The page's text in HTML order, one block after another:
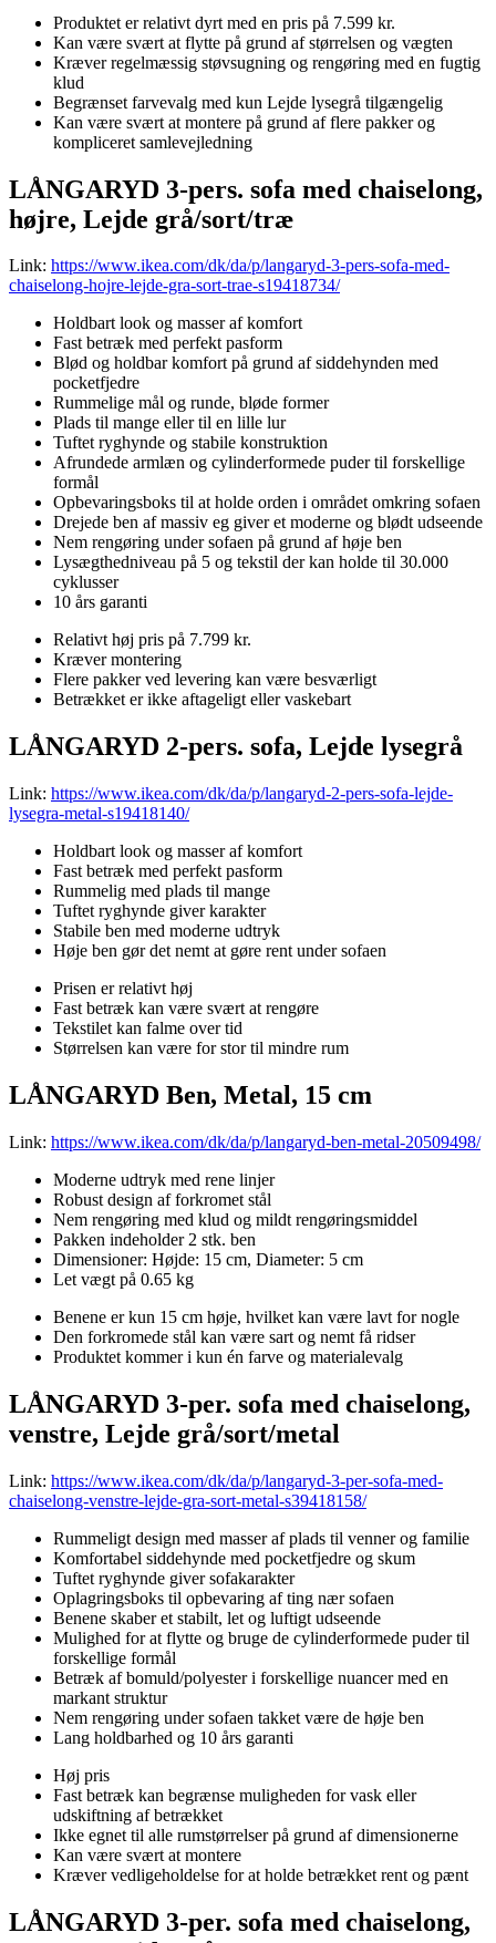
Produktet er relativt dyrt med en pris på 7.599 kr.
Kan være svært at flytte på grund af størrelsen og vægten
Kræver regelmæssig støvsugning og rengøring med en fugtig
klud
Begrænset farvevalg med kun Lejde lysegrå tilgængelig
Kan være svært at montere på grund af flere pakker og
kompliceret samlevejledning
LÅNGARYD 3-pers. sofa med chaiselong,
højre, Lejde grå/sort/træ
Link: https://www.ikea.com/dk/da/p/langaryd-3-pers-sofa-med-
chaiselong-hojre-lejde-gra-sort-trae-s19418734/
Holdbart look og masser af komfort
Fast betræk med perfekt pasform
Blød og holdbar komfort på grund af siddehynden med
pocketfjedre
Rummelige mål og runde, bløde former
Plads til mange eller til en lille lur
Tuftet ryghynde og stabile konstruktion
Afrundede armlæn og cylinderformede puder til forskellige
formål
Opbevaringsboks til at holde orden i området omkring sofaen
Drejede ben af massiv eg giver et moderne og blødt udseende
Nem rengøring under sofaen på grund af høje ben
Lysægthedniveau på 5 og tekstil der kan holde til 30.000
cyklusser
10 års garanti
Relativt høj pris på 7.799 kr.
Kræver montering
Flere pakker ved levering kan være besværligt
Betrækket er ikke aftageligt eller vaskebart
LÅNGARYD 2-pers. sofa, Lejde lysegrå
Link: https://www.ikea.com/dk/da/p/langaryd-2-pers-sofa-lejde-
lysegra-metal-s19418140/
Holdbart look og masser af komfort
Fast betræk med perfekt pasform
Rummelig med plads til mange
Tuftet ryghynde giver karakter
Stabile ben med moderne udtryk
Høje ben gør det nemt at gøre rent under sofaen
Prisen er relativt høj
Fast betræk kan være svært at rengøre
Tekstilet kan falme over tid
Størrelsen kan være for stor til mindre rum
LÅNGARYD Ben, Metal, 15 cm
Link: https://www.ikea.com/dk/da/p/langaryd-ben-metal-20509498/
Moderne udtryk med rene linjer
Robust design af forkromet stål
Nem rengøring med klud og mildt rengøringsmiddel
Pakken indeholder 2 stk. ben
Dimensioner: Højde: 15 cm, Diameter: 5 cm
Let vægt på 0.65 kg
Benene er kun 15 cm høje, hvilket kan være lavt for nogle
Den forkromede stål kan være sart og nemt få ridser
Produktet kommer i kun én farve og materialevalg
LÅNGARYD 3-per. sofa med chaiselong,
venstre, Lejde grå/sort/metal
Link: https://www.ikea.com/dk/da/p/langaryd-3-per-sofa-med-
chaiselong-venstre-lejde-gra-sort-metal-s39418158/
Rummeligt design med masser af plads til venner og familie
Komfortabel siddehynde med pocketfjedre og skum
Tuftet ryghynde giver sofakarakter
Oplagringsboks til opbevaring af ting nær sofaen
Benene skaber et stabilt, let og luftigt udseende
Mulighed for at flytte og bruge de cylinderformede puder til
forskellige formål
Betræk af bomuld/polyester i forskellige nuancer med en
markant struktur
Nem rengøring under sofaen takket være de høje ben
Lang holdbarhed og 10 års garanti
Høj pris
Fast betræk kan begrænse muligheden for vask eller
udskiftning af betrækket
Ikke egnet til alle rumstørrelser på grund af dimensionerne
Kan være svært at montere
Kræver vedligeholdelse for at holde betrækket rent og pænt
LÅNGARYD 3-per. sofa med chaiselong,